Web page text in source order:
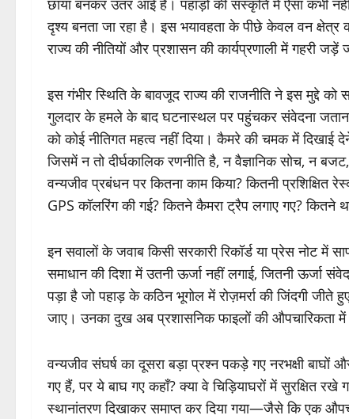
छाया बनकर उतर आई है। पहाड़ों की संस्कृति में ऐसा कभी
दृश्य बनता जा रहा है। इस भयावहता के पीछे केवल वन क्षेत्र
राज्य की नीतियों और प्रशासन की कार्यप्रणाली में गहरी जड़ें
इस गंभीर स्थिति के बावजूद राज्य की राजनीति ने इस मुद्दे
गुलदार के हमले के बाद घटनास्थल पर पहुंचकर संवेदना
को कोई नीतिगत महत्व नहीं दिया। कैमरे की चमक में दिखाई
जिसमें न तो दीर्घकालिक रणनीति है, न वैज्ञानिक सोच, न
वन्यजीव प्रबंधन पर कितना काम किया? कितनी प्रशिक्षित
GPS कॉलरिंग की गई? कितने कैमरा ट्रैप लगाए गए? कितने
इन सवालों के जवाब किसी सरकारी रिकॉर्ड या प्रेस नोट में
समाधान की दिशा में उतनी ऊर्जा नहीं लगाई, जितनी ऊर्जा
पड़ा है जो पहाड़ के कठिन भूगोल में रोज़मर्रा की जिंदगी
जाए। उनका दुख अब प्रशासनिक फाइलों की औपचारिकता
वन्यजीव संघर्ष का दूसरा बड़ा प्रश्न पकड़े गए नरभक्षी
गए हैं, पर ये बाघ गए कहाँ? क्या वे चिड़ियाघरों में सुरक्षित
स्थानांतरण दिखाकर समाप्त कर दिया गया—जैसे कि एक